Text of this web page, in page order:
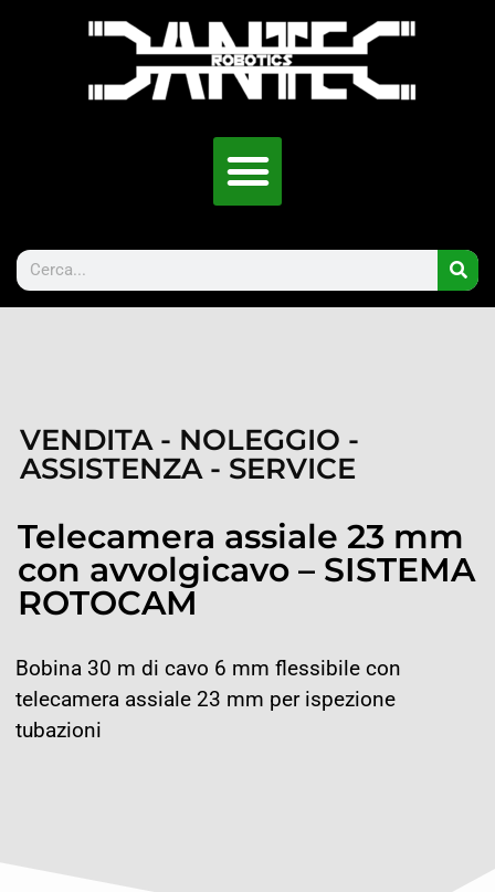
VENDITA - NOLEGGIO -
ASSISTENZA - SERVICE
Telecamera assiale 23 mm
con avvolgicavo – SISTEMA
ROTOCAM
Bobina 30 m di cavo 6 mm flessibile con
telecamera assiale 23 mm per ispezione
tubazioni